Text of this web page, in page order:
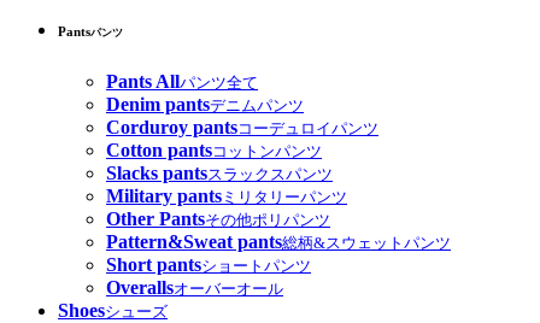
Pantsパンツ
Pants Allパンツ全て
Denim pantsデニムパンツ
Corduroy pantsコーデュロイパンツ
Cotton pantsコットンパンツ
Slacks pantsスラックスパンツ
Military pants ミリタリーパンツ
Other Pantsその他ポリパンツ
Pattern&Sweat pants総柄&スウェットパンツ
Short pantsショートパンツ
Overallsオーバーオール
Shoesシューズ